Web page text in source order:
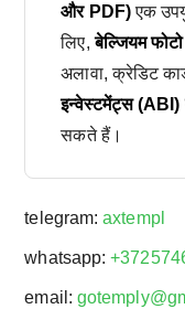
और PDF)एक
लिए,बेल्जियम
अलावा, क्रेडिट
इन्वेस्टमेंट्स (ABI)
सकते हैं।
telegram:axtempl
whatsapp:
email: